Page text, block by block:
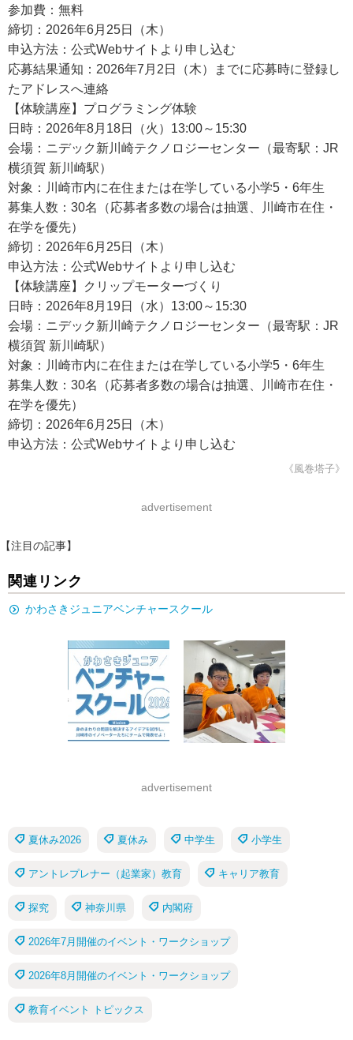
参加費：無料
締切：2026年6月25日（木）
申込方法：公式Webサイトより申し込む
応募結果通知：2026年7月2日（木）までに応募時に登録し
たアドレスへ連絡
【体験講座】プログラミング体験
日時：2026年8月18日（火）13:00～15:30
会場：ニデック新川崎テクノロジーセンター（最寄駅：JR
横須賀 新川崎駅）
対象：川崎市内に在住または在学している小学5・6年生
募集人数：30名（応募者多数の場合は抽選、川崎市在住・
在学を優先）
締切：2026年6月25日（木）
申込方法：公式Webサイトより申し込む
【体験講座】クリップモーターづくり
日時：2026年8月19日（水）13:00～15:30
会場：ニデック新川崎テクノロジーセンター（最寄駅：JR
横須賀 新川崎駅）
対象：川崎市内に在住または在学している小学5・6年生
募集人数：30名（応募者多数の場合は抽選、川崎市在住・
在学を優先）
締切：2026年6月25日（木）
申込方法：公式Webサイトより申し込む
《風巻塔子》
advertisement
【注目の記事】
関連リンク
かわさきジュニアベンチャースクール
advertisement
夏休み2026 夏休み 中学生 小学生
アントレプレナー（起業家）教育 キャリア教育
探究 神奈川県 内閣府
2026年7月開催のイベント・ワークショップ
2026年8月開催のイベント・ワークショップ
教育イベント トピックス